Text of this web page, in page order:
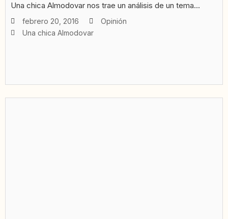
Una chica Almodovar nos trae un análisis de un tema...
febrero 20, 2016
Opinión
Una chica Almodovar